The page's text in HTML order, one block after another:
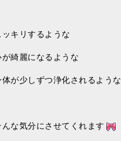
ッキリするような
が綺麗になるような
体が少しずつ浄化されるような
んな気分にさせてくれます